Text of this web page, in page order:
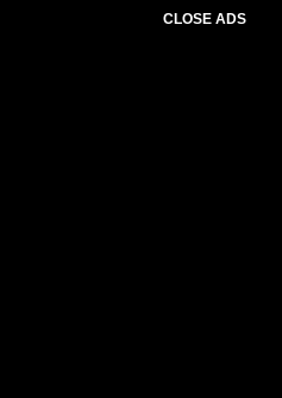
CLOSE ADS